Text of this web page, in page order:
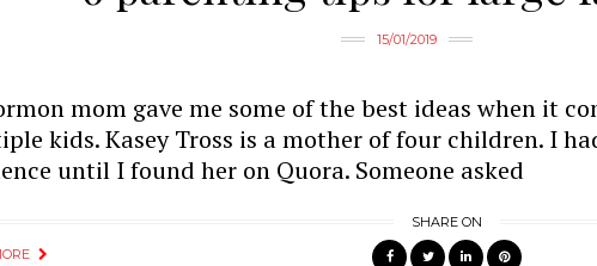
15/01/2019
mom gave me some of the best ideas when it
kids. Kasey Tross is a mother of four children. I
until I found her on Quora. Someone asked
SHARE ON